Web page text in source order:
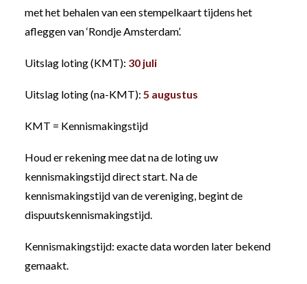
met het behalen van een stempelkaart tijdens het
afleggen van ‘Rondje Amsterdam’.
Uitslag loting (KMT): 30 juli
Uitslag loting (na-KMT): 5 augustus
KMT = Kennismakingstijd
Houd er rekening mee dat na de loting uw
kennismakingstijd direct start. Na de
kennismakingstijd van de vereniging, begint de
dispuutskennismakingstijd.
Kennismakingstijd: exacte data worden later bekend
gemaakt.